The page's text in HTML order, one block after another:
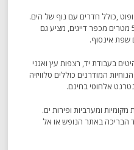
,כולל חדרים עם נוף של הים.
המלון הממוקם במרחק של פחות מ-500 מטרים מכפר דייגים, מציע גם
שפת אינסוף.
בעבודת יד, רצפות עץ ואגני
המודרנים כוללים טלוויזיה
אלחוטי בחינם.
ומערביות ופירות ים.
הבריכה באתר הנופש או אל